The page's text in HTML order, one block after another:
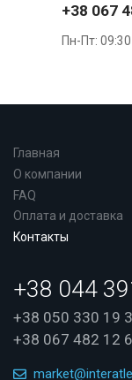
+38 067
Пн-Пт:
Главная
О компании
FAQ
Оплата и доставка
Контакты
+38 044
+38 050 330 19
+38 067 482 12